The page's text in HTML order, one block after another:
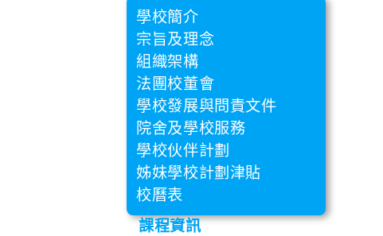
學校簡介
宗旨及理念
組織架構
法團校董會
學校發展與問責文件
院舍及學校服務
學校伙伴計劃
姊妹學校計劃津貼
校曆表
課程資訊